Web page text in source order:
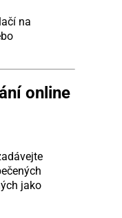
na
online
jako